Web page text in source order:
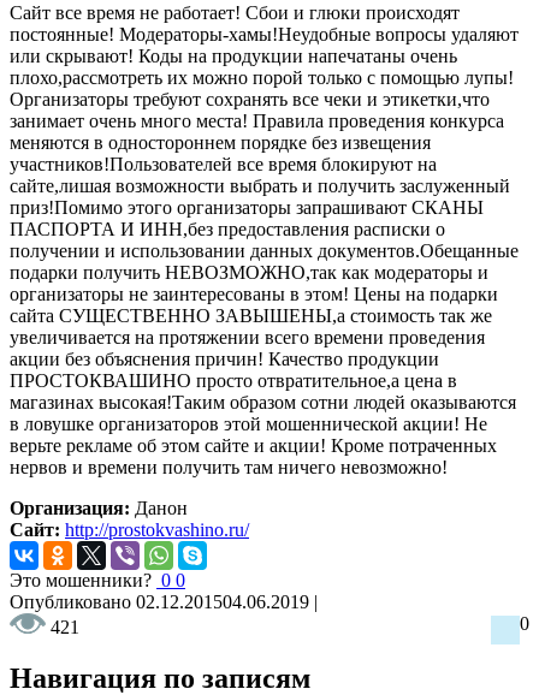
Сайт все время не работает! Сбои и глюки происходят
постоянные! Модераторы-хамы!Неудобные вопросы удаляют
или скрывают! Коды на продукции напечатаны очень
плохо,рассмотреть их можно порой только с помощью лупы!
Организаторы требуют сохранять все чеки и этикетки,что
занимает очень много места! Правила проведения конкурса
меняются в одностороннем порядке без извещения
участников!Пользователей все время блокируют на
сайте,лишая возможности выбрать и получить заслуженный
приз!Помимо этого организаторы запрашивают СКАНЫ
ПАСПОРТА И ИНН,без предоставления расписки о
получении и использовании данных документов.Обещанные
подарки получить НЕВОЗМОЖНО,так как модераторы и
организаторы не заинтересованы в этом! Цены на подарки
сайта СУЩЕСТВЕННО ЗАВЫШЕНЫ,а стоимость так же
увеличивается на протяжении всего времени проведения
акции без объяснения причин! Качество продукции
ПРОСТОКВАШИНО просто отвратительное,а цена в
магазинах высокая!Таким образом сотни людей оказываются
в ловушке организаторов этой мошеннической акции! Не
верьте рекламе об этом сайте и акции! Кроме потраченных
нервов и времени получить там ничего невозможно!
Организация: Данон
Сайт: http://prostokvashino.ru/
Это мошенники? 0 0
Опубликовано 02.12.201504.06.2019 |
421
0
Навигация по записям